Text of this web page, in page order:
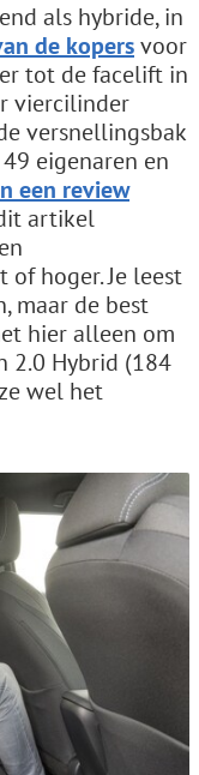
als hybride, in
de kopersvoor
tot de facelift in
viercilinder
versnellingsbak
eigenaren en
een review
artikel
hoger. Je leest
maar de best
hier alleen om
2.0 Hybrid (184
wel het